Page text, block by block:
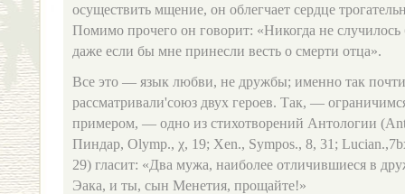
осуществить мщение, он облегчает сердце
Помимо прочего он говорит: «Никогда не
даже если бы мне принесли весть о смерти отца».
Все это — язык любви, не дружбы; именно так почти
рассматривали'союз двух героев. Так, —
примером, — одно из стихотворений Антологии
Пиндар, Olymp., χ, 19; Xen., Sympos., 8, 31;
29) гласит: «Два мужа, наиболее отличившиеся в
Эака, и ты, сын Менетия, прощайте!»